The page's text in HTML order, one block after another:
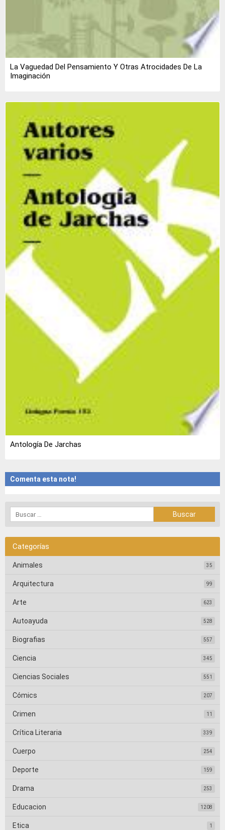
La Vaguedad Del Pensamiento Y Otras Atrocidades De La
Imaginación
Antología De Jarchas
Comenta esta nota!
Categorías
Animales 35
Arquitectura 99
Arte 623
Autoayuda 528
Biografias 557
Ciencia 345
Ciencias Sociales 551
Cómics 207
Crimen 11
Crítica Literaria 339
Cuerpo 254
Deporte 159
Drama 253
Educacion 1208
Etica 1